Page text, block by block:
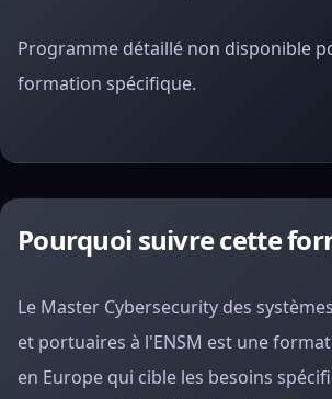
Programme détaillé non disponible
formation spécifique.
Pourquoi suivre cette
Le Master Cybersecurity des
et portuaires à l'ENSM est une
en Europe qui cible les besoins